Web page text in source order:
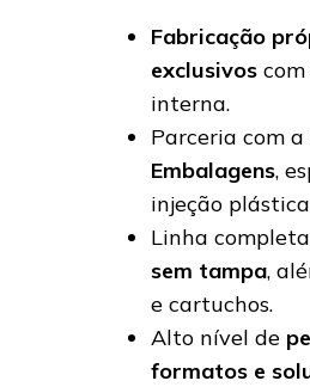
Fabricação
exclusivos
interna.
Parceria com a
Embalagens,
injeção
Linha
sem tampa,
e cartuchos.
Alto nível de
formatos e